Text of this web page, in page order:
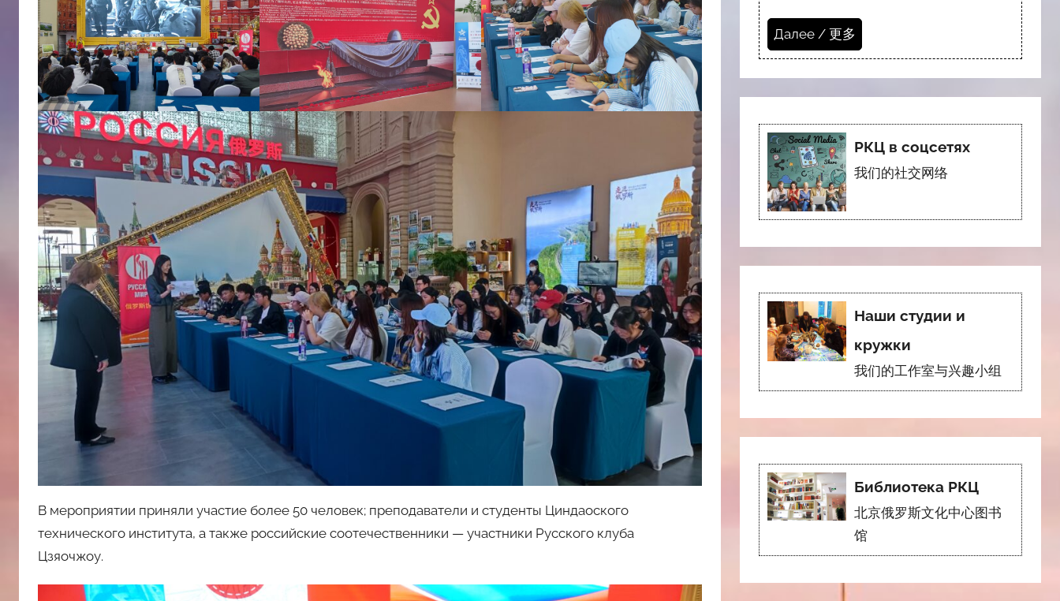
В мероприятии приняли участие более 50 человек; преподаватели и студенты Циндаоского
технического института, а также российские соотечественники — участники Русского клуба
Цзяочжоу.
Далее / 更多
РКЦ в соцсетях
我们的社交网络
Наши студии и
кружки
我们的工作室与兴趣小组
Библиотека РКЦ
北京俄罗斯文化中心图书
馆